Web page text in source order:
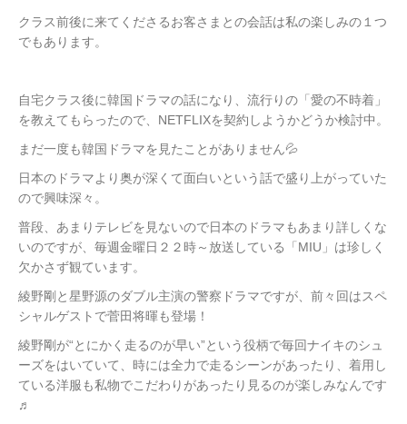
クラス前後に来てくださるお客さまとの会話は私の楽しみの１つ
でもあります。
自宅クラス後に韓国ドラマの話になり、流行りの「愛の不時着」
を教えてもらったので、NETFLIXを契約しようかどうか検討中。
まだ一度も韓国ドラマを見たことがありません💦
日本のドラマより奥が深くて面白いという話で盛り上がっていた
ので興味深々。
普段、あまりテレビを見ないので日本のドラマもあまり詳しくな
いのですが、毎週金曜日２２時～放送している「MIU」は珍しく
欠かさず観ています。
綾野剛と星野源のダブル主演の警察ドラマですが、前々回はスペ
シャルゲストで菅田将暉も登場！
綾野剛が“とにかく走るのが早い”という役柄で毎回ナイキのシュ
ーズをはいていて、時には全力で走るシーンがあったり、着用し
ている洋服も私物でこだわりがあったり見るのが楽しみなんです
♬